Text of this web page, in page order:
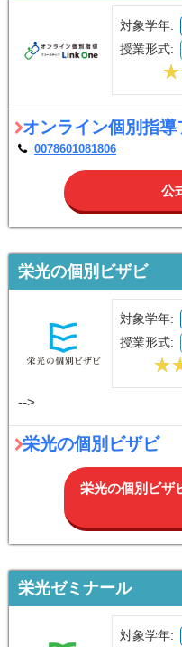
対象学年:
授業形式:
オンライン個別指
0078601081806
公
栄光の個別ビザビ
対象学年:
授業形式:
-->
栄光の個別ビザビ
栄光の個別ビザ
栄光ゼミナール
対象学年: